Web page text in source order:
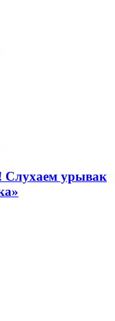
Слухаем урывак